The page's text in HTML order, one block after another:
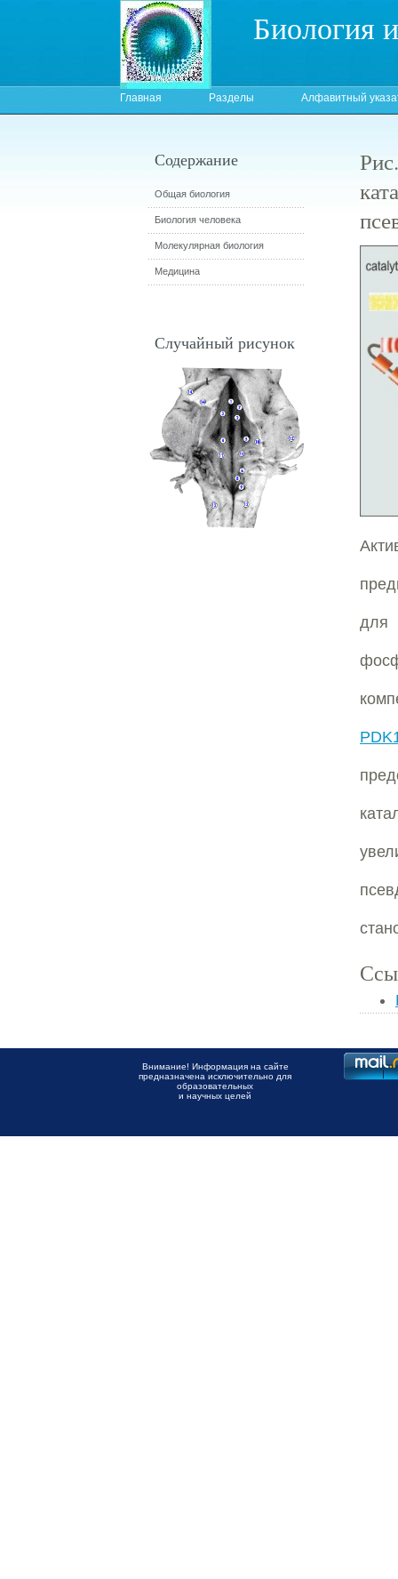
Биология
Главная Разделы Алфавитный
для
Содержание
Общая биология
Биология человека
Молекулярная биология
Медицина
Случайный рисунок
Внимание! Информация на сайте
предназначена исключительно для
образовательных
и научных целей